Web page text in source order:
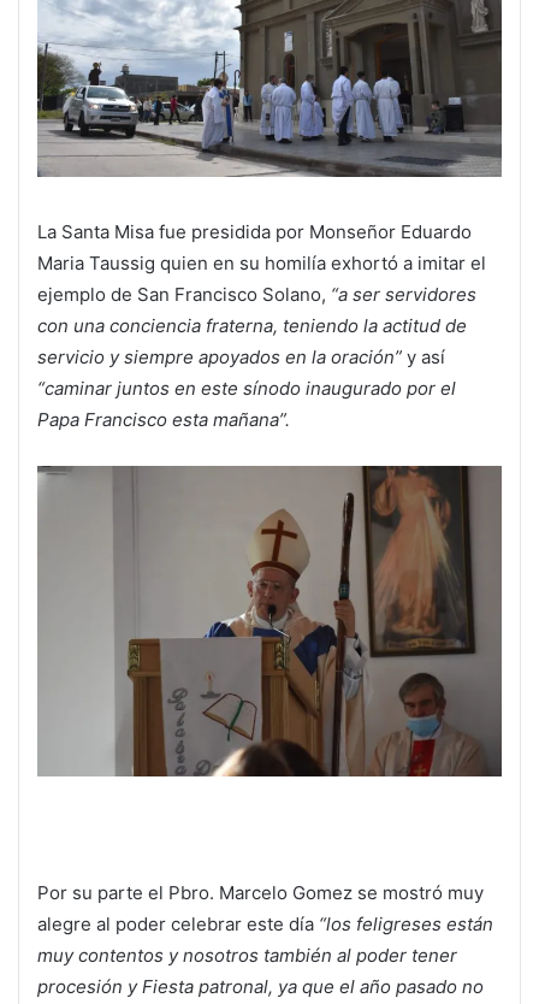
La Santa Misa fue presidida por Monseñor Eduardo
Maria Taussig quien en su homilía exhortó a imitar el
ejemplo de San Francisco Solano, “a ser servidores
con una conciencia fraterna, teniendo la actitud de
servicio y siempre apoyados en la oración” y así
“caminar juntos en este sínodo inaugurado por el
Papa Francisco esta mañana”.
Por su parte el Pbro. Marcelo Gomez se mostró muy
alegre al poder celebrar este día “los feligreses están
muy contentos y nosotros también al poder tener
procesión y Fiesta patronal, ya que el año pasado no